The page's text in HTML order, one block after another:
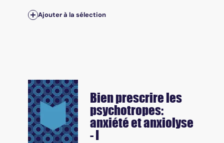
Ajouter à la sélection
Bien prescrire les
psychotropes:
anxiété et anxiolyse
- I